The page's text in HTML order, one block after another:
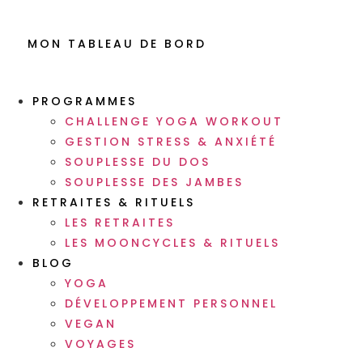
MON TABLEAU DE BORD
PROGRAMMES
CHALLENGE YOGA WORKOUT
GESTION STRESS & ANXIÉTÉ
SOUPLESSE DU DOS
SOUPLESSE DES JAMBES
RETRAITES & RITUELS
LES RETRAITES
LES MOONCYCLES & RITUELS
BLOG
YOGA
DÉVELOPPEMENT PERSONNEL
VEGAN
VOYAGES